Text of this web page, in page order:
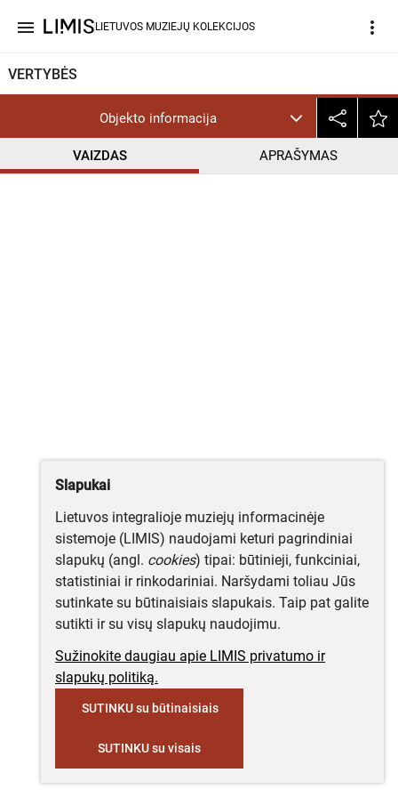
menu LIETUVOS MUZIEJŲ KOLEKCIJOS more_vert
VERTYBĖS
Objekto informacija
VAIZDAS APRAŠYMAS
CC BY-NC-ND
Slapukai
Lietuvos integralioje muziejų informacinėje
sistemoje (LIMIS) naudojami keturi pagrindiniai
slapukų (angl. cookies) tipai: būtinieji, funkciniai,
statistiniai ir rinkodariniai. Naršydami toliau Jūs
sutinkate su būtinaisiais slapukais. Taip pat galite
sutikti ir su visų slapukų naudojimu.
Sužinokite daugiau apie LIMIS privatumo ir
slapukų politiką.
SUTINKU su būtinaisiais
SUTINKU su visais